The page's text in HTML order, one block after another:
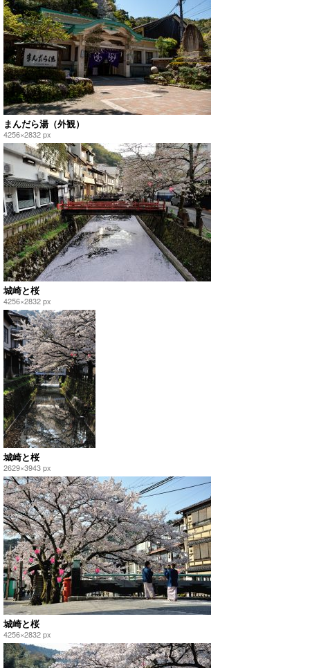
まんだら湯（外観）
4256×2832 px
城崎と桜
4256×2832 px
城崎と桜
2629×3943 px
城崎と桜
4256×2832 px